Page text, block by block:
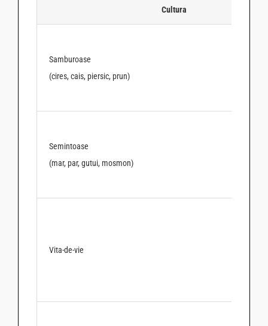
Cultura
Samburoase
(cires, cais, piersic, prun)
Semintoase
(mar, par, gutui, mosmon)
Vita-de-vie